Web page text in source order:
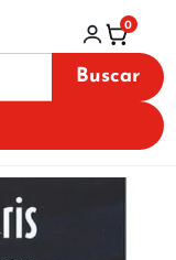
Buscar
0